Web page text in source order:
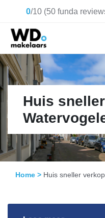
0/10 (50 funda
Huis
Home > Huis sneller